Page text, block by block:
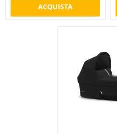
ACQUISTA